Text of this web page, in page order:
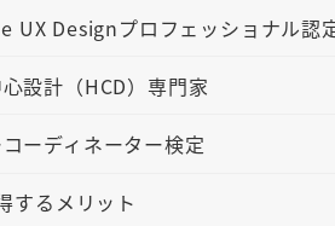
UX Designプロフェッショナル認
設計（HCD）専門家
ーディネーター検定
するメリット